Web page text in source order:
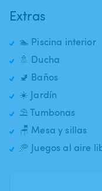
Extras
🏊 Piscina interior
🚿 Ducha
🚽 Baños
☀️ Jardín
⛱️ Tumbonas
🪑 Mesa y sillas
🥏 Juegos al aire